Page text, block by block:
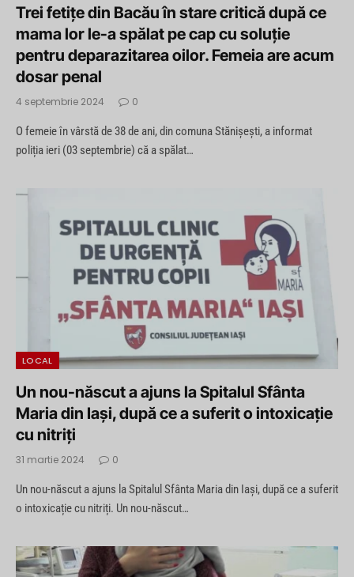
Trei fetițe din Bacău în stare critică după ce
mama lor le-a spălat pe cap cu soluție
pentru deparazitarea oilor. Femeia are acum
dosar penal
4 septembrie 2024 0
O femeie în vârstă de 38 de ani, din comuna Stănișești, a informat
poliția ieri (03 septembrie) că a spălat…
LOCAL
Un nou-născut a ajuns la Spitalul Sfânta
Maria din Iași, după ce a suferit o intoxicație
cu nitriți
31 martie 2024 0
Un nou-născut a ajuns la Spitalul Sfânta Maria din Iași, după ce a suferit
o intoxicație cu nitriți. Un nou-născut…